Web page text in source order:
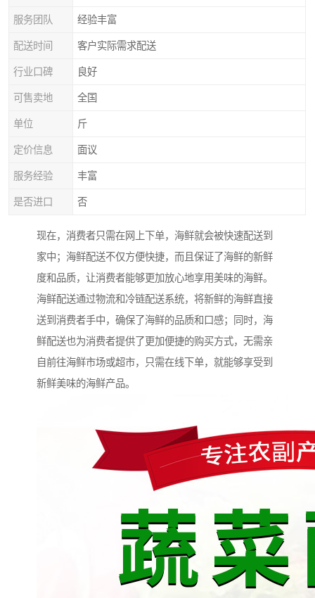
服务团队 经验丰富
配送时间 客户实际需求配送
行业口碑 良好
可售卖地 全国
单位 斤
定价信息 面议
服务经验 丰富
是否进口 否
现在，消费者只需在网上下单，海鲜就会被快速配送到
家中；海鲜配送不仅方便快捷，而且保证了海鲜的新鲜
度和品质，让消费者能够更加放心地享用美味的海鲜。
海鲜配送通过物流和冷链配送系统，将新鲜的海鲜直接
送到消费者手中，确保了海鲜的品质和口感；同时，海
鲜配送也为消费者提供了更加便捷的购买方式，无需亲
自前往海鲜市场或超市，只需在线下单，就能够享受到
新鲜美味的海鲜产品。